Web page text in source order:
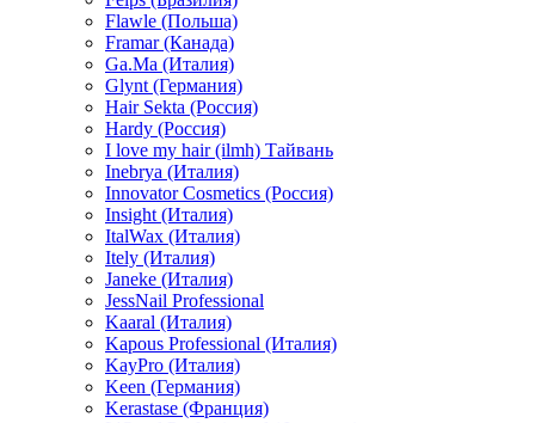
Flawle (Польша)
Framar (Канада)
Ga.Ma (Италия)
Glynt (Германия)
Hair Sekta (Россия)
Hardy (Россия)
I love my hair (ilmh) Тайвань
Inebrya (Италия)
Innovator Cosmetics (Россия)
Insight (Италия)
ItalWax (Италия)
Itely (Италия)
Janeke (Италия)
JessNail Professional
Kaaral (Италия)
Kapous Professional (Италия)
KayPro (Италия)
Keen (Германия)
Kerastase (Франция)